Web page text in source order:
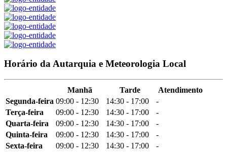
Horário da Autarquia e Meteorologia Local
Manhã Tarde
Atendimento
Segunda-feira 09:00 - 12:30 14:30 - 17:00
-
Terça-feira
09:00 - 12:30 14:30 - 17:00
-
Quarta-feira
09:00 - 12:30 14:30 - 17:00
-
Quinta-feira
09:00 - 12:30 14:30 - 17:00
-
Sexta-feira
09:00 - 12:30 14:30 - 17:00
-